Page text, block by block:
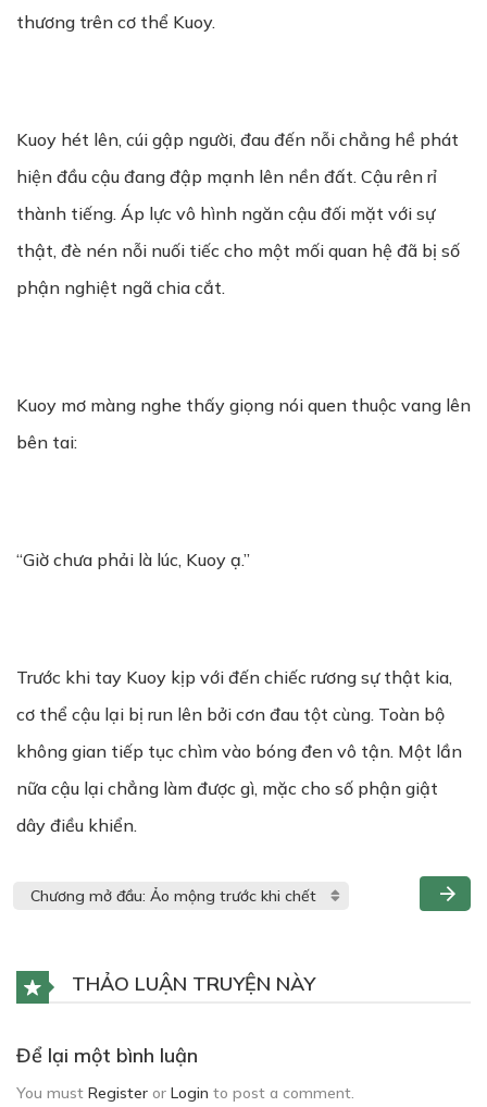
thương trên cơ thể Kuoy.
Kuoy hét lên, cúi gập người, đau đến nỗi chẳng hề phát
hiện đầu cậu đang đập mạnh lên nền đất. Cậu rên rỉ
thành tiếng. Áp lực vô hình ngăn cậu đối mặt với sự
thật, đè nén nỗi nuối tiếc cho một mối quan hệ đã bị số
phận nghiệt ngã chia cắt.
Kuoy mơ màng nghe thấy giọng nói quen thuộc vang lên
bên tai:
“Giờ chưa phải là lúc, Kuoy ạ.”
Trước khi tay Kuoy kịp với đến chiếc rương sự thật kia,
cơ thể cậu lại bị run lên bởi cơn đau tột cùng. Toàn bộ
không gian tiếp tục chìm vào bóng đen vô tận. Một lần
nữa cậu lại chẳng làm được gì, mặc cho số phận giật
dây điều khiển.
THẢO LUẬN TRUYỆN NÀY
Để lại một bình luận
You must Register or Login to post a comment.